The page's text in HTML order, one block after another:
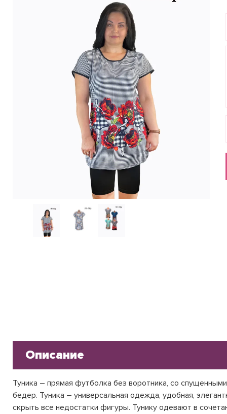
Описание
Туника – прямая футболка без воротника, со
бедер. Туника – универсальная одежда, удобная,
скрыть все недостатки фигуры. Тунику одевают в